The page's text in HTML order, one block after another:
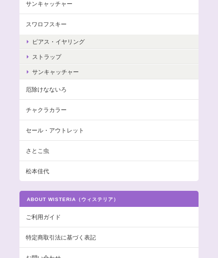
サンキャッチャー
スワロフスキー
ピアス・イヤリング
ストラップ
サンキャッチャー
厄除けなないろ
チャクラカラー
セール・アウトレット
さとこ虫
松本佳代
ABOUT WISTERIA（ウィステリア）
ご利用ガイド
特定商取引法に基づく表記